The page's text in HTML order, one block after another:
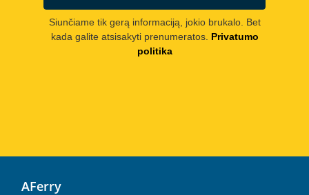
Siunčiame tik gerą informaciją, jokio brukalo. Bet
kada galite atsisakyti prenumeratos. Privatumo
politika
AFerry